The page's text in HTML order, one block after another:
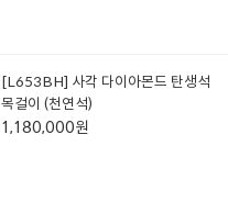
[L653BH] 사각 다이아몬드 탄생석
목걸이 (천연석)
1,180,000원